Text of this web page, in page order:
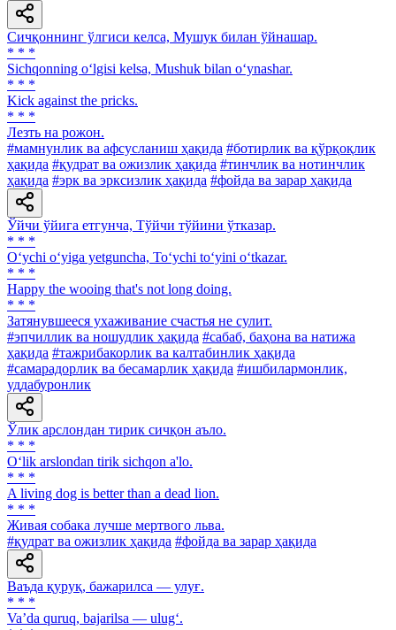
Сичқоннинг ўлгиси келса, Мушук билан ўйнашар.
* * *
Sichqonning o‘lgisi kelsa, Mushuk bilan o‘ynashar.
* * *
Kick against the pricks.
* * *
Лезть на рожон.
#мамнунлик ва афсусланиш ҳақида #ботирлик ва қўрқоқлик
ҳақида #қудрат ва ожизлик ҳақида #тинчлик ва нотинчлик
ҳақида #эрк ва эрксизлик ҳақида #фойда ва зарар ҳақида
Ўйчи ўйига етгунча, Тўйчи тўйини ўтказар.
* * *
O‘ychi o‘yiga yetguncha, To‘ychi to‘yini o‘tkazar.
* * *
Happy the wooing that's not long doing.
* * *
Затянувшееся ухаживание счастья не сулит.
#эпчиллик ва ношудлик ҳақида #сабаб, баҳона ва натижа
ҳақида #тажрибакорлик ва калтабинлик ҳақида
#самарадорлик ва бесамарлик ҳақида #ишбилармонлик,
уддабуронлик
Ўлик арслондан тирик сичқон аъло.
* * *
O‘lik arslondan tirik sichqon a'lo.
* * *
A living dog is better than a dead lion.
* * *
Живая собака лучше мертвого льва.
#қудрат ва ожизлик ҳақида #фойда ва зарар ҳақида
Ваъда қуруқ, бажарилса — улуғ.
* * *
Va’da quruq, bajarilsa — ulug‘.